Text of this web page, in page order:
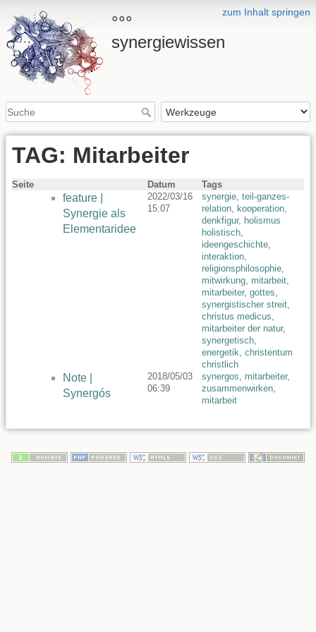
zum Inhalt springen
°°°
synergiewissen
TAG: Mitarbeiter
Seite Datum Tags
feature |
Synergie als
Elementaridee
2022/03/16
15:07
synergie, teil-ganzes-
relation, kooperation,
denkfigur, holismus
holistisch,
ideengeschichte,
interaktion,
religionsphilosophie,
mitwirkung, mitarbeit,
mitarbeiter, gottes,
synergistischer streit,
christus medicus,
mitarbeiter der natur,
synergetisch,
energetik, christentum
christlich
Note |
Synergós
2018/05/03
06:39
synergos, mitarbeiter,
zusammenwirken,
mitarbeit